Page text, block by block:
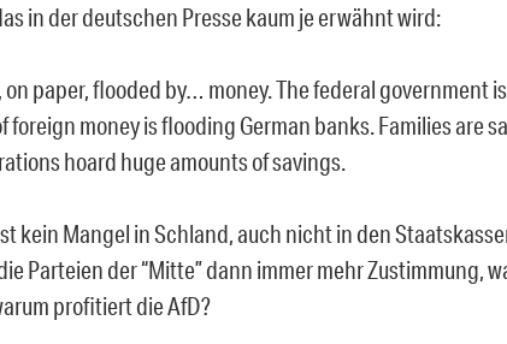
in der deutschen Presse kaum je erwähnt wird:
on paper, flooded by… money. The federal government
foreign money is flooding German banks. Families are
hoard huge amounts of savings.
kein Mangel in Schland, auch nicht in den
Parteien der “Mitte” dann immer mehr Zustimmung,
profitiert die AfD?